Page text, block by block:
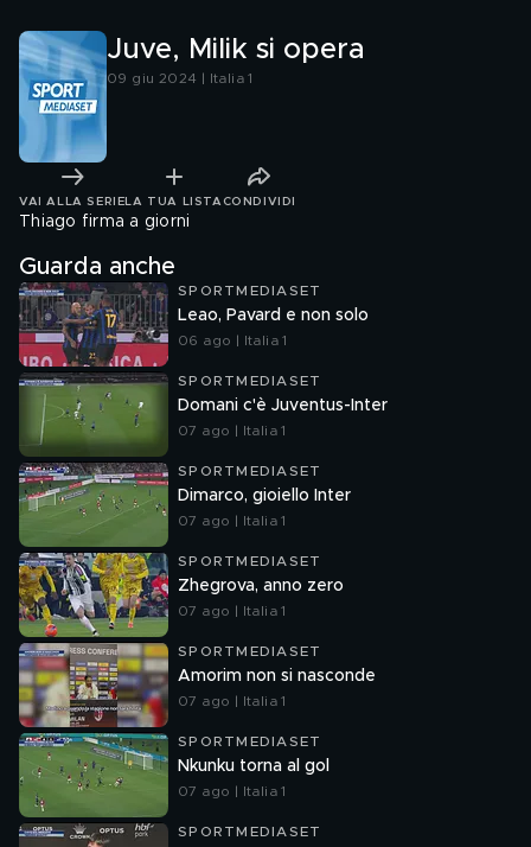
Juve, Milik si opera
09 giu 2024 | Italia 1
VAI ALLA SERIE LA TUA LISTA CONDIVIDI
Thiago firma a giorni
Guarda anche
SPORTMEDIASET
Leao, Pavard e non solo
06 ago | Italia 1
SPORTMEDIASET
Domani c'è Juventus-Inter
07 ago | Italia 1
SPORTMEDIASET
Dimarco, gioiello Inter
07 ago | Italia 1
SPORTMEDIASET
Zhegrova, anno zero
07 ago | Italia 1
SPORTMEDIASET
Amorim non si nasconde
07 ago | Italia 1
SPORTMEDIASET
Nkunku torna al gol
07 ago | Italia 1
SPORTMEDIASET